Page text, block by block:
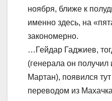
ноября, ближе к
именно здесь, на
закономерно.
…Гейдар Гаджиев,
(генерала он получил
Мартан), появился
переводом из